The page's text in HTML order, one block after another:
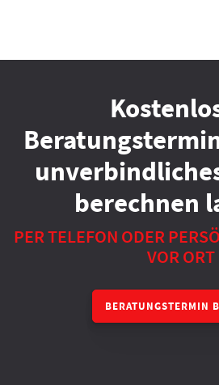
berechnen
PER TELEFON ODER
VOR ORT
BERATUNGSTERMIN